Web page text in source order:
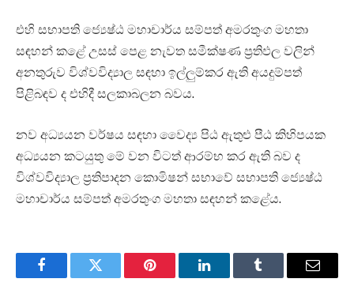
එහි සභාපති ජ්‍යෙෂ්ඨ මහාචාර්ය සම්පත් අමරතුංග මහතා
සඳහන් කළේ උසස් පෙළ නැවත සමීක්ෂණ ප්‍රතිඵල වලින්
අනතුරුව විශ්වවිද්‍යාල සඳහා ඉල්ලුම්කර ඇති අයදුම්පත්
පිළිබඳව ද එහිදී සලකාබලන බවය.
නව අධ්‍යයන වර්ෂය සඳහා වෛද්‍ය පිඨ ඇතුළු පීඨ කිහිපයක
අධ්‍යයන කටයුතු මේ වන විටත් ආරම්භ කර ඇති බව ද
විශ්වවිද්‍යාල ප්‍රතිපාදන කොමිෂන් සභාවේ සභාපති ජ්‍යෙෂ්ඨ
මහාචාර්ය සම්පත් අමරතුංග මහතා සඳහන් කළේය.
FacebookTwitter Pinterest LinkedInTumblr Email